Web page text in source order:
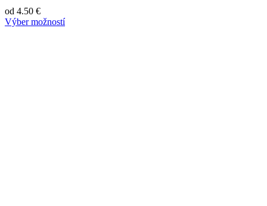
od 4.50 €
Výber možností